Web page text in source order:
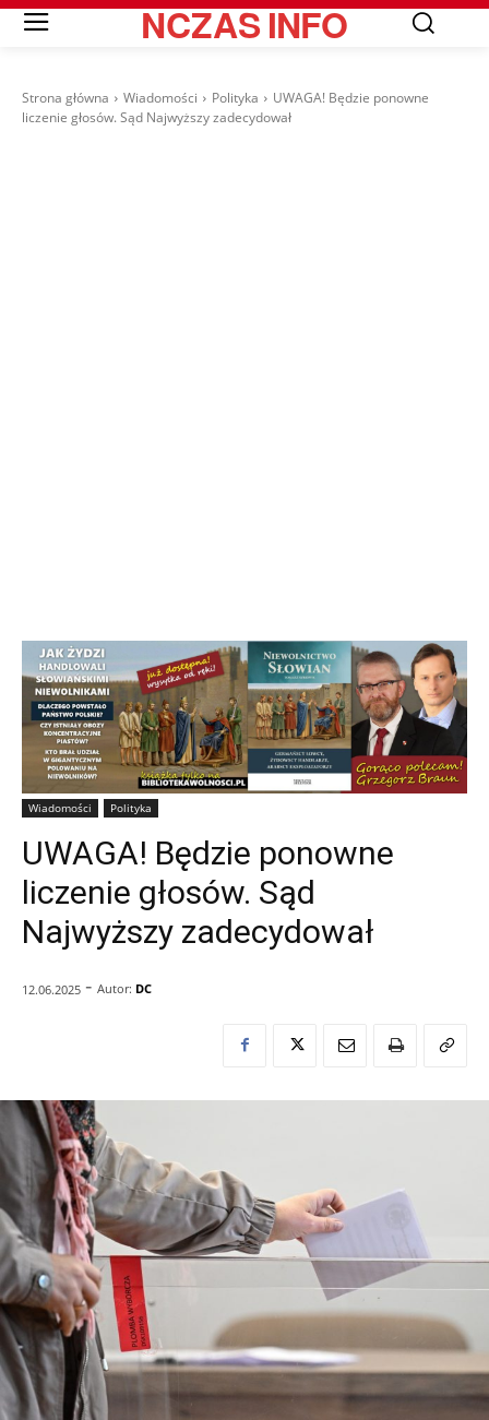
NCZASINFO
Strona główna Wiadomości Polityka
UWAGA! Będzie ponowne
liczenie głosów. Sąd Najwyższy zadecydował
Wiadomości Polityka
UWAGA! Będzie ponowne
liczenie głosów. Sąd
Najwyższy zadecydował
12.06.2025 - Autor: DC